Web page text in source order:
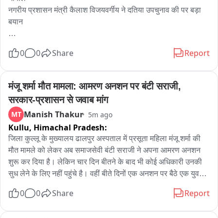
नगरीय प्रशासन मंत्री कैलाश विजयवर्गीय ने दतिया उपचुनाव की पर बड़ा
बयान
उसपर पार्टी कारवाही करती है जिन्होंने अनुशासन हीनता की है उनपर
संगठन समीक्षा कर रहा है मेरा कुछ भी कहना उचित नहीं होगा मैं सरकार का
आदमी संगठन पर कोई भी टिप्पणी नहीं कर सकता
मास्टर प्लान को लेकर कहां भोपाल का मास्टर प्लान हमारा विभाग 2 साल
पहले ही बना कर मुख्यमंत्री जी को दे चुका है अब उसे मुख्यमंत्री जी देखेंगे
बाइट : कैलाश विजयवर्गीय, नगरीय प्रशासन मंत्री
0 0 Share Report
मंजू शर्मा मौत मामला: आमरण अनशन पर बंटी सराजी,
सरकार-प्रशासन से जवाब मांग
MT Manish Thakur 5m ago
Kullu, Himachal Pradesh:
जिला कुल्लू के मुख्यालय ढालपुर अस्पताल में प्रसूता महिला मंजू शर्मा की
मौत मामले को लेकर अब समाजसेवी बंटी सराजी ने अपना आमरण अनशन
शुरू कर दिया है। लेकिन चार दिन बीतने के बाद भी कोई अधिकारी उनकी
सुध लेने के लिए नहीं पहुंचे है। वहीं बीते दिनों एक अनशन पर बैठे एक युवक
पर पहुंचकर उसका चेकअप भी किया गया। इसके अलावा तहसीलदार नितेश
0 0 Share Report